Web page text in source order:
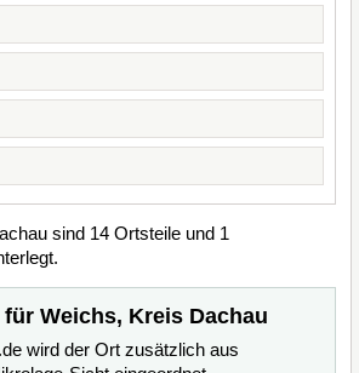
sind 14 Ortsteile und 1
Weichs, Kreis Dachau
wird der Ort zusätzlich aus